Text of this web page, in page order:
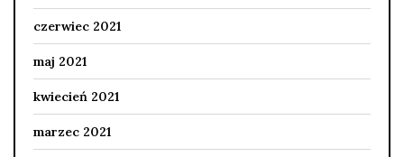
czerwiec 2021
maj 2021
kwiecień 2021
marzec 2021